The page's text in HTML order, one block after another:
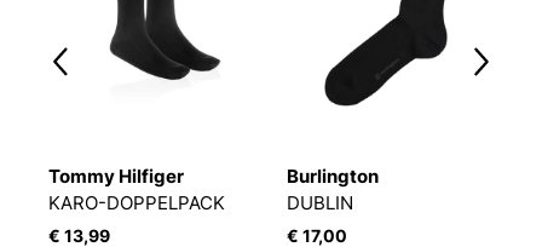
Tommy Hilfiger
KARO-DOPPELPACK
€ 13,99
Burlington
DUBLIN
€ 17,00